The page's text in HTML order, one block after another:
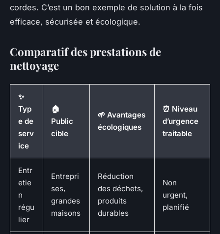
cordes. C’est un bon exemple de solution à la fois
efficace, sécurisée et écologique.
Comparatif des prestations de
nettoyage
✨
Typ
e de
serv
ice
🏠
Public
cible
🌱 Avantages
écologiques
⏰ Niveau
d’urgence
traitable
Entr
etie
n
régu
lier
Entrepri
ses,
grandes
maisons
Réduction
des déchets,
produits
durables
Non
urgent,
planifié